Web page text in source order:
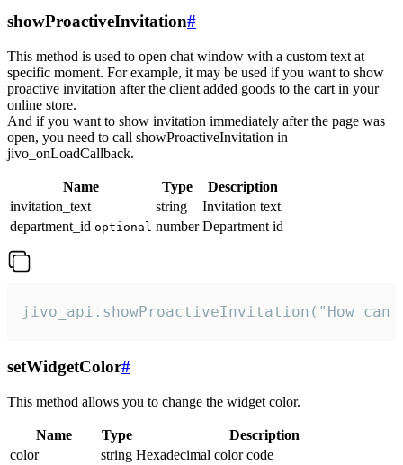
showProactiveInvitation#
This method is used to open chat window with a custom text at
specific moment. For example, it may be used if you want to show
proactive invitation after the client added goods to the cart in your
online store.
And if you want to show invitation immediately after the page was
open, you need to call showProactiveInvitation in
jivo_onLoadCallback.
Name Type
Description
invitation_text
string
Invitation text
department_id optional number Department id
jivo_api.showProactiveInvitation("How
setWidgetColor#
This method allows you to change the widget color.
Name Type
Description
color
string Hexadecimal color code